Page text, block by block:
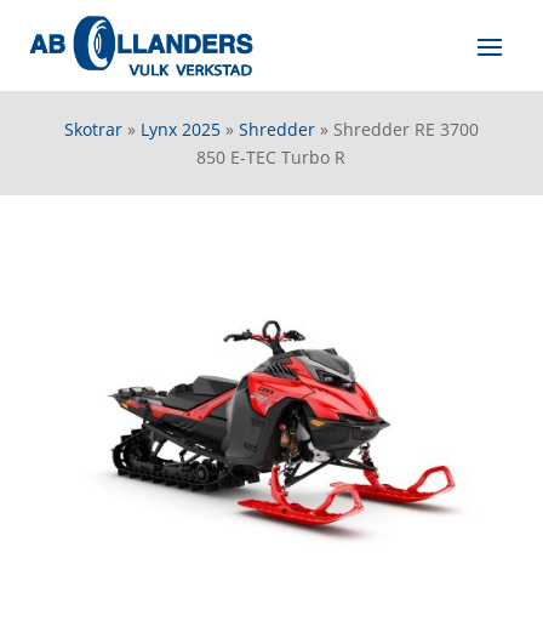
Skotrar» Lynx 2025» Shredder» Shredder RE 3700
850 E-TEC Turbo R